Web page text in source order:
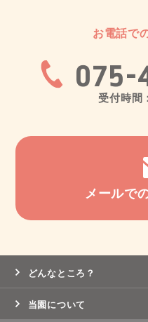
お電話で
075-
受付時間
メールで
どんなところ？
当園について